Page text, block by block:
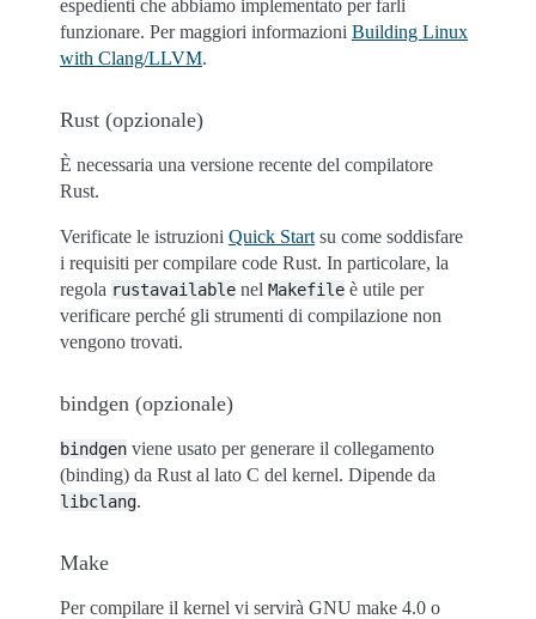
espedienti che abbiamo implementato per farli
funzionare. Per maggiori informazioni Building Linux
with Clang/LLVM.
Rust (opzionale)
È necessaria una versione recente del compilatore
Rust.
Verificate le istruzioni Quick Start su come soddisfare
i requisiti per compilare code Rust. In particolare, la
regola rustavailable nel Makefile è utile per
verificare perché gli strumenti di compilazione non
vengono trovati.
bindgen (opzionale)
bindgen viene usato per generare il collegamento
(binding) da Rust al lato C del kernel. Dipende da
libclang.
Make
Per compilare il kernel vi servirà GNU make 4.0 o